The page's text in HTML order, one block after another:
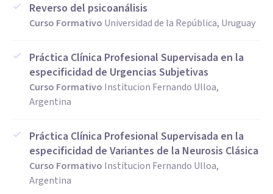
Reverso del psicoanálisis
Curso Formativo Universidad de la República, Uruguay
Práctica Clínica Profesional Supervisada en la
especificidad de Urgencias Subjetivas
Curso Formativo Institucion Fernando Ulloa,
Argentina
Práctica Clínica Profesional Supervisada en la
especificidad de Variantes de la Neurosis Clásica
Curso Formativo Institucion Fernando Ulloa,
Argentina